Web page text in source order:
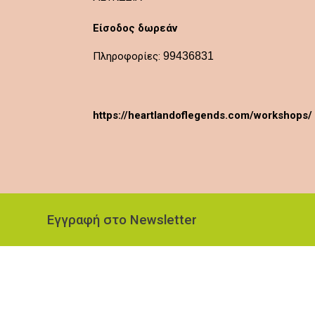
Είσοδος δωρεάν
Πληροφορίες: 99436831
https://heartlandoflegends.com/workshops/
Εγγραφή στο Newsletter